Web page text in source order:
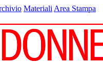
Materiali Area Stampa